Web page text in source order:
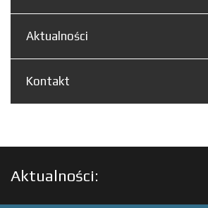
Aktualności
Kontakt
Aktualności: